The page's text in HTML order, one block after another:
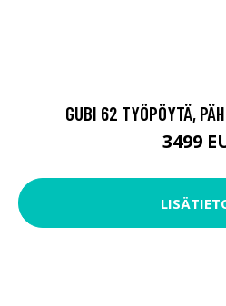
GUBI 62 TYÖPÖYTÄ,
3499